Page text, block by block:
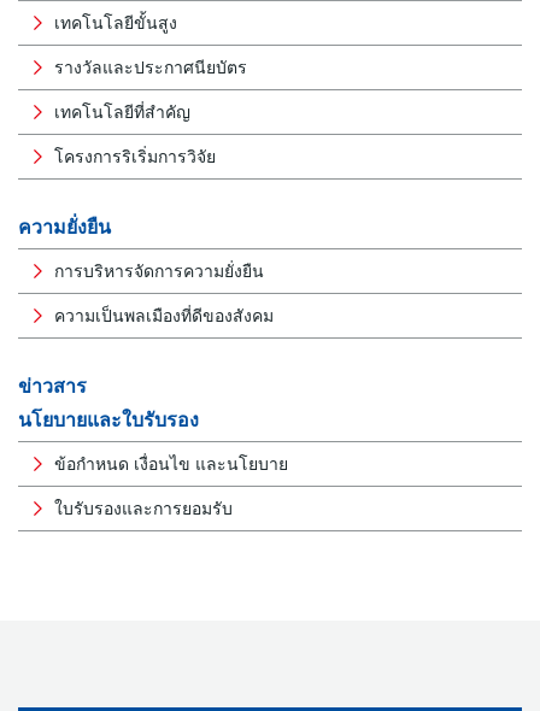
เทคโนโลยีขั้นสูง
รางวัลและประกาศนียบัตร
เทคโนโลยีที่สำคัญ
โครงการริเริ่มการวิจัย
ความยั่งยืน
การบริหารจัดการความยั่งยืน
ความเป็นพลเมืองที่ดีของสังคม
ข่าวสาร
นโยบายและใบรับรอง
ข้อกำหนด เงื่อนไข และนโยบาย
ใบรับรองและการยอมรับ